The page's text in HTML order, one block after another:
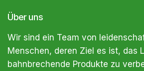
Über uns
Wir sind ein Team von
Menschen, deren Ziel es ist, das
bahnbrechende Produkte zu